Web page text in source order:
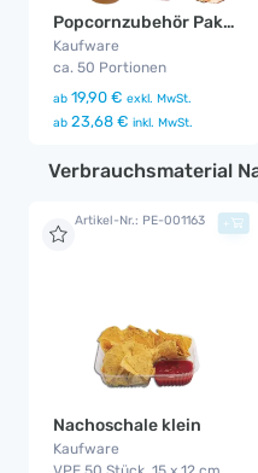
Popcornzubehör Paket 50
Kaufware
ca. 50 Portionen
ab 19,90 € exkl. MwSt.
ab 23,68 € inkl. MwSt.
Verbrauchsmaterial
Artikel-Nr.: PE-001163
Nachoschale klein
Kaufware
+